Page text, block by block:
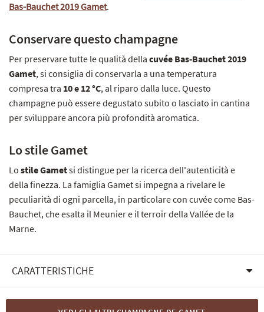
Bas-Bauchet 2019 Gamet.
Conservare questo champagne
Per preservare tutte le qualità della cuvée Bas-Bauchet 2019
Gamet, si consiglia di conservarla a una temperatura
compresa tra 10 e 12 °C, al riparo dalla luce. Questo
champagne può essere degustato subito o lasciato in cantina
per sviluppare ancora più profondità aromatica.
Lo stile Gamet
Lo stile Gametsi distingue per la ricerca dell'autenticità e
della finezza. La famiglia Gamet si impegna a rivelare le
peculiarità di ogni parcella, in particolare con cuvée come Bas-
Bauchet, che esalta il Meunier e il terroir della Vallée de la
Marne.
CARATTERISTICHE